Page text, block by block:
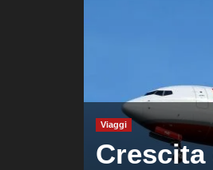
Viaggi